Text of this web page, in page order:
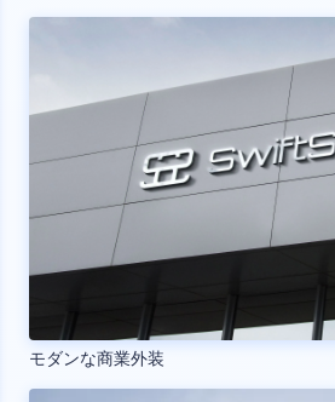
モダンな商業外装